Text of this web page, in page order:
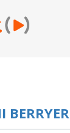
BERRYER